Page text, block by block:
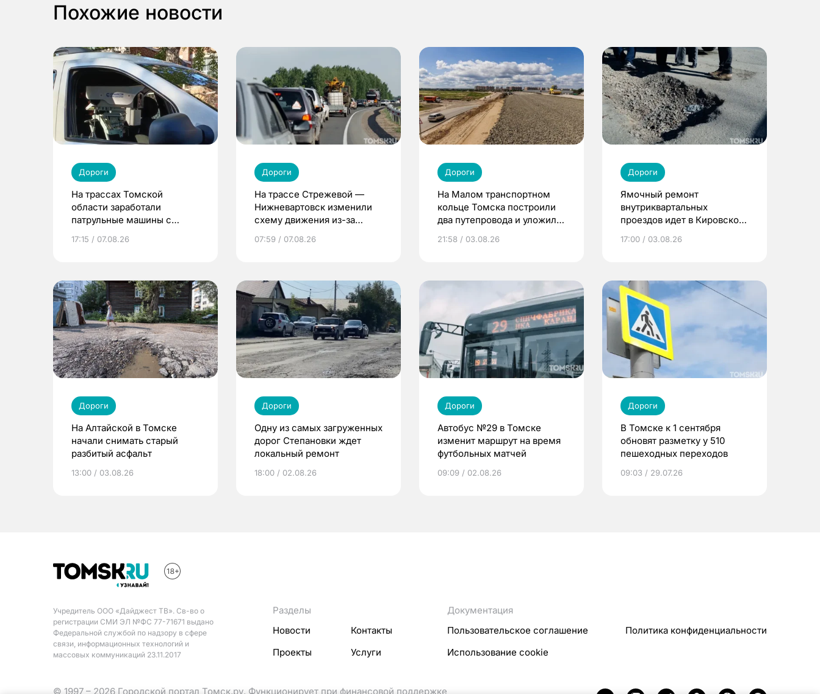
Похожие новости
Дороги
На трассах Томской
области заработали
патрульные машины с
17:15 / 07.08.26
Дороги
На трассе Стрежевой —
Нижневартовск изменили
схему движения из-за
07:59 / 07.08.26
Дороги
На Малом транспортном
кольце Томска построили
два путепровода и уложили
21:58 / 03.08.26
Дороги
Ямочный ремонт
внутриквартальных
проездов идет в Кировском
17:00 / 03.08.26
Дороги
На Алтайской в Томске
начали снимать старый
разбитый асфальт
13:00 / 03.08.26
Дороги
Одну из самых загруженных
дорог Степановки ждет
локальный ремонт
18:00 / 02.08.26
Дороги
Автобус №29 в Томске
изменит маршрут на время
футбольных матчей
09:09 / 02.08.26
Дороги
В Томске к 1 сентября
обновят разметку у 510
пешеходных переходов
09:03 / 29.07.26
Учредитель ООО «Дайджест ТВ». Св-во о
регистрации СМИ ЭЛ №ФС 77-71671 выдано
Федеральной службой по надзору в сфере
связи, информационных технологий и
массовых коммуникаций 23.11.2017
Разделы
Новости
Контакты
Проекты
Услуги
Документация
Пользовательское соглашение
Политика конфиденциальности
Использование cookie
© 1997 – 2026 Городской портал Томск.ру. Функционирует при финансовой поддержке